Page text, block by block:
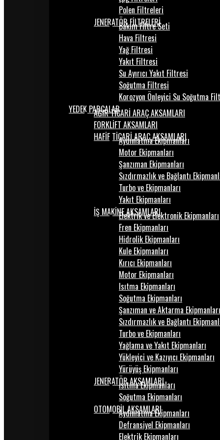
Polen Filtreleri
JENERATÖR FİLTRELERİ
Bakım Filtre Seti
Hava Filtresi
Yağ Filtresi
Yakıt Filtresi
Su Ayırıcı Yakıt Filtresi
Soğutma Filtresi
Korozyon Önleyici Su Soğutma
YEDEK PARÇALARAĞIR TİCARİ ARAÇ AKSAMLARI
FORKLİFT AKSAMLARI
HAFİF TİCARİ ARAÇ AKSAMLARI
Aydınlatma Ekipmanları
Motor Ekipmanları
Şanzıman Ekipmanları
Sızdırmazlık ve Bağlantı
Turbo ve Ekipmanları
Yakıt Ekipmanları
İŞ MAKİNE AKSAMLARI
Elektrik ve Elektronik Ekipmanları
Fren Ekipmanları
Hidrolik Ekipmanları
Kule Ekipmanları
Kırıcı Ekipmanları
Motor Ekipmanları
Isıtma Ekipmanları
Soğutma Ekipmanları
Şanzıman ve Aktarma Ekipmanları
Sızdırmazlık ve Bağlantı
Turbo ve Ekipmanları
Yağlama ve Yakıt Ekipmanları
Yükleyici ve Kazıyıcı Ekipmanları
Yürüyüş Ekipmanları
JENERATÖR AKSAMLARI
Isıtma Ekipmanları
Soğutma Ekipmanları
OTOMOBİL AKSAMLARI
Aydınlatma Ekipmanları
Defransiyel Ekipmanları
Elektrik Ekipmanları